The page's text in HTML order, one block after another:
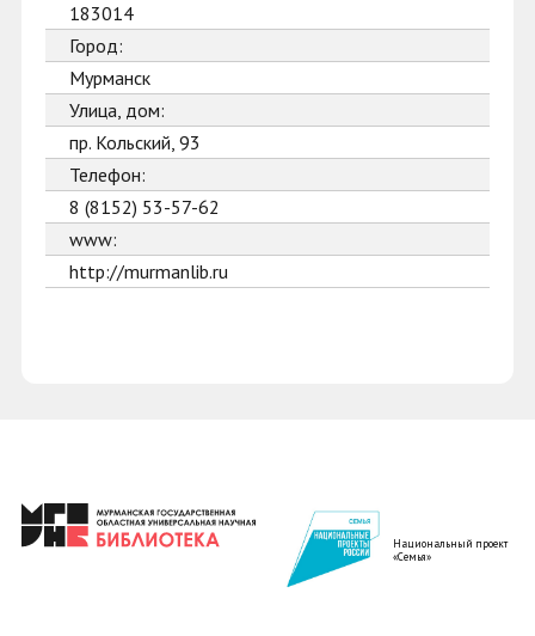
183014
Город:
Мурманск
Улица, дом:
пр. Кольский, 93
Телефон:
8 (8152) 53-57-62
www:
http://murmanlib.ru
Национальный проект
«Семья»